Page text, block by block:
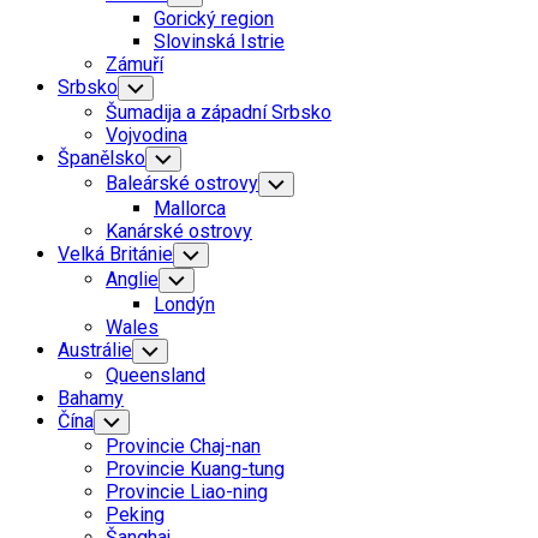
Child
Menu
Gorický region
Slovinská Istrie
Zámuří
Srbsko Toggle
Child
Menu
Šumadija a západní Srbsko
Vojvodina
Španělsko Toggle
Child
Menu
Baleárské ostrovy Toggle
Child
Mallorca
Kanárské ostrovy
Velká Británie Toggle
Child
Menu
Anglie Toggle
Child
Menu
Londýn
Wales
Austrálie Toggle
Child
Menu
Queensland
Bahamy
Čína Toggle
Child
Menu
Provincie Chaj-nan
Provincie Kuang-tung
Provincie Liao-ning
Peking